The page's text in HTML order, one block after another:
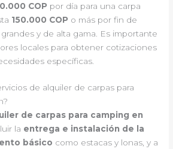
COP por día para una carpa
150.000 COP o más por fin de
y de alta gama. Es importante
locales para obtener cotizaciones
específicas.
de alquiler de carpas para
de carpas para camping en
la entrega e instalación de la
básico como estacas y lonas, y a